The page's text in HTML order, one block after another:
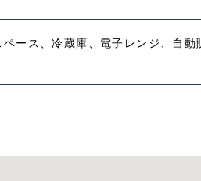
ース、冷蔵庫、電子レンジ、自動